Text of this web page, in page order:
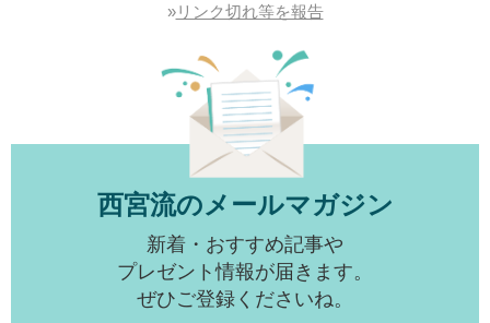
»リンク切れ等を報告
西宮流のメールマガジン
新着・おすすめ記事や
プレゼント情報が届きます。
ぜひご登録くださいね。